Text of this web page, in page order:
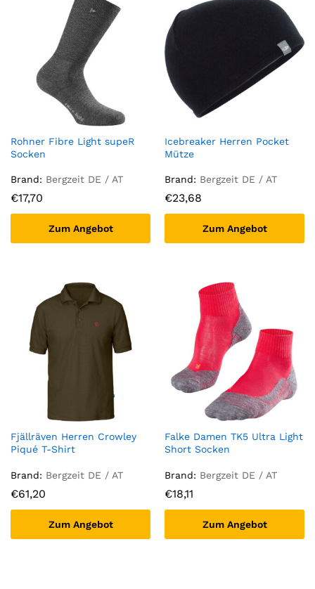
Rohner Fibre Light supeR
Socken
Brand: Bergzeit DE / AT
€17,70
Zum Angebot
Icebreaker Herren Pocket
Mütze
Brand: Bergzeit DE / AT
€23,68
Zum Angebot
Fjällräven Herren Crowley
Piqué T-Shirt
Brand: Bergzeit DE / AT
€61,20
Zum Angebot
Falke Damen TK5 Ultra Light
Short Socken
Brand: Bergzeit DE / AT
€18,11
Zum Angebot